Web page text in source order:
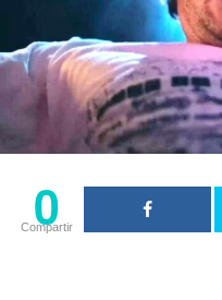
0
Compartir